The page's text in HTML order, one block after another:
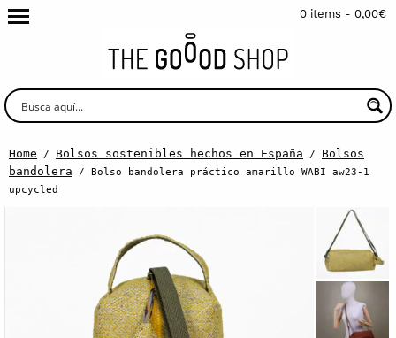
0 items - 0,00€
Home / Bolsos sostenibles hechos en España / Bolsos
bandolera / Bolso bandolera práctico amarillo WABI aw23-1
upcycled